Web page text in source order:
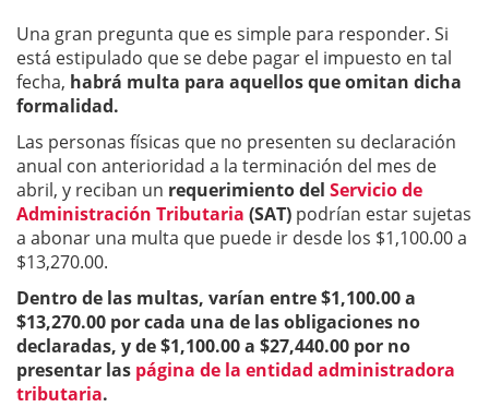
Una gran pregunta que es simple para responder. Si
está estipulado que se debe pagar el impuesto en tal
fecha, habrá multa para aquellos que omitan dicha
formalidad.
Las personas físicas que no presenten su declaración
anual con anterioridad a la terminación del mes de
abril, y reciban un requerimiento del Servicio de
Administración Tributaria (SAT) podrían estar sujetas
a abonar una multa que puede ir desde los $1,100.00 a
$13,270.00.
Dentro de las multas, varían entre $1,100.00 a
$13,270.00 por cada una de las obligaciones no
declaradas, y de $1,100.00 a $27,440.00 por no
presentar las página de la entidad administradora
tributaria.